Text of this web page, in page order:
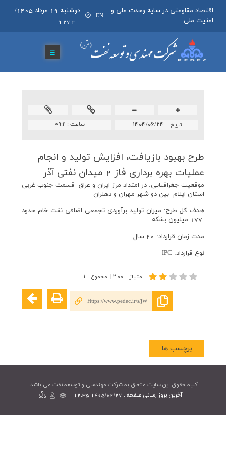
اقتصاد مقاومتی در سایه وحدت ملی و
امنیت ملی
EN
دوشنبه 19 مرداد 1405 /
9:27:2
ساعت : ۰۹:۱۱ تاريخ : ۱۴۰۴/۰۶/۲۴
طرح بهبود بازیافت، افزایش تولید و انجام
عملیات بهره برداری فاز 2 میدان نفتی آذر
موقعيت جغرافيايی: در امتداد مرز ايران و عراق- قسمت جنوب غربی
استان ايلام- بين دو شهر مهران و دهلران
هدف کل طرح: ميزان توليد برآوردی تجمعی اضافی نفت خام حدود
مدت زمان قرارداد: 20 سال
نوع قرارداد: IPC
امتیاز : ۲.۰۰| مجموع : ۱
Https://www.pedec.ir/s/jW
برچسب ها
کليه حقوق اين سايت متعلق به شرکت مهندسی و توسعه نفت می باشد.
آخرین بروز رسانی صفحه : 1405/02/27 12:35